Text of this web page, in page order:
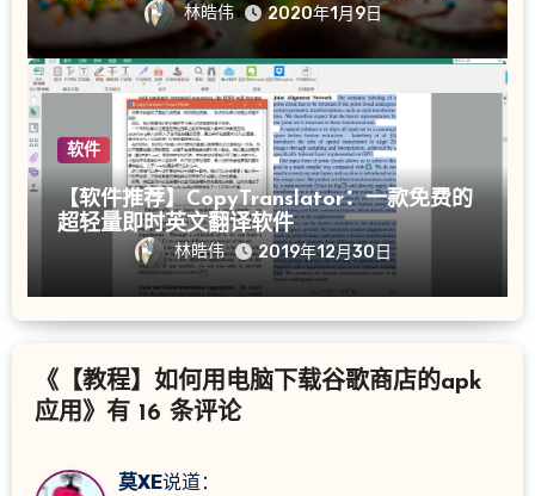
林皓伟 2020年1月9日
软件
【软件推荐】CopyTranslator：一款免费的
超轻量即时英文翻译软件
林皓伟 2019年12月30日
《【教程】如何用电脑下载谷歌商店的apk
应用》有 16 条评论
莫XE说道：